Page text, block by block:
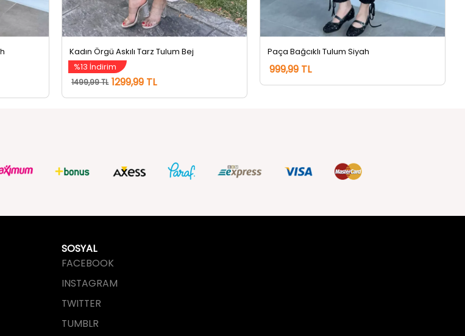
Kadın Örgü Askılı Tarz Tulum Bej
%13 İndirim
1499,99 TL 1299,99 TL
Paça Bağcıklı Tulum Siyah
999,99 TL
SOSYAL
INSTAGRAM